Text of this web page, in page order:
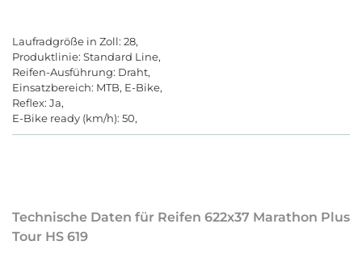
Laufradgröße in Zoll: 28,
Produktlinie: Standard Line,
Reifen-Ausführung: Draht,
Einsatzbereich: MTB, E-Bike,
Reflex: Ja,
E-Bike ready (km/h): 50,
Technische Daten für Reifen 622x37 Marathon Plus
Tour HS 619